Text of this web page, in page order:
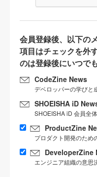
会員登録後、以下の
項目はチェックを外
のは登録後にいつで
CodeZine News
デベロッパーの学びと
SHOEISHA iD
SHOEISHA iD 会員全
ProductZine
プロダクト開発のため
DeveloperZine
エンジニア組織の意思